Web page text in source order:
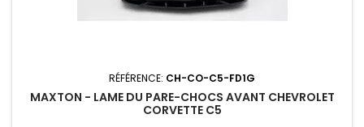
RÉFÉRENCE: CH-CO-C5-FD1G
MAXTON - LAME DU PARE-CHOCS AVANT CHEVROLET
CORVETTE C5